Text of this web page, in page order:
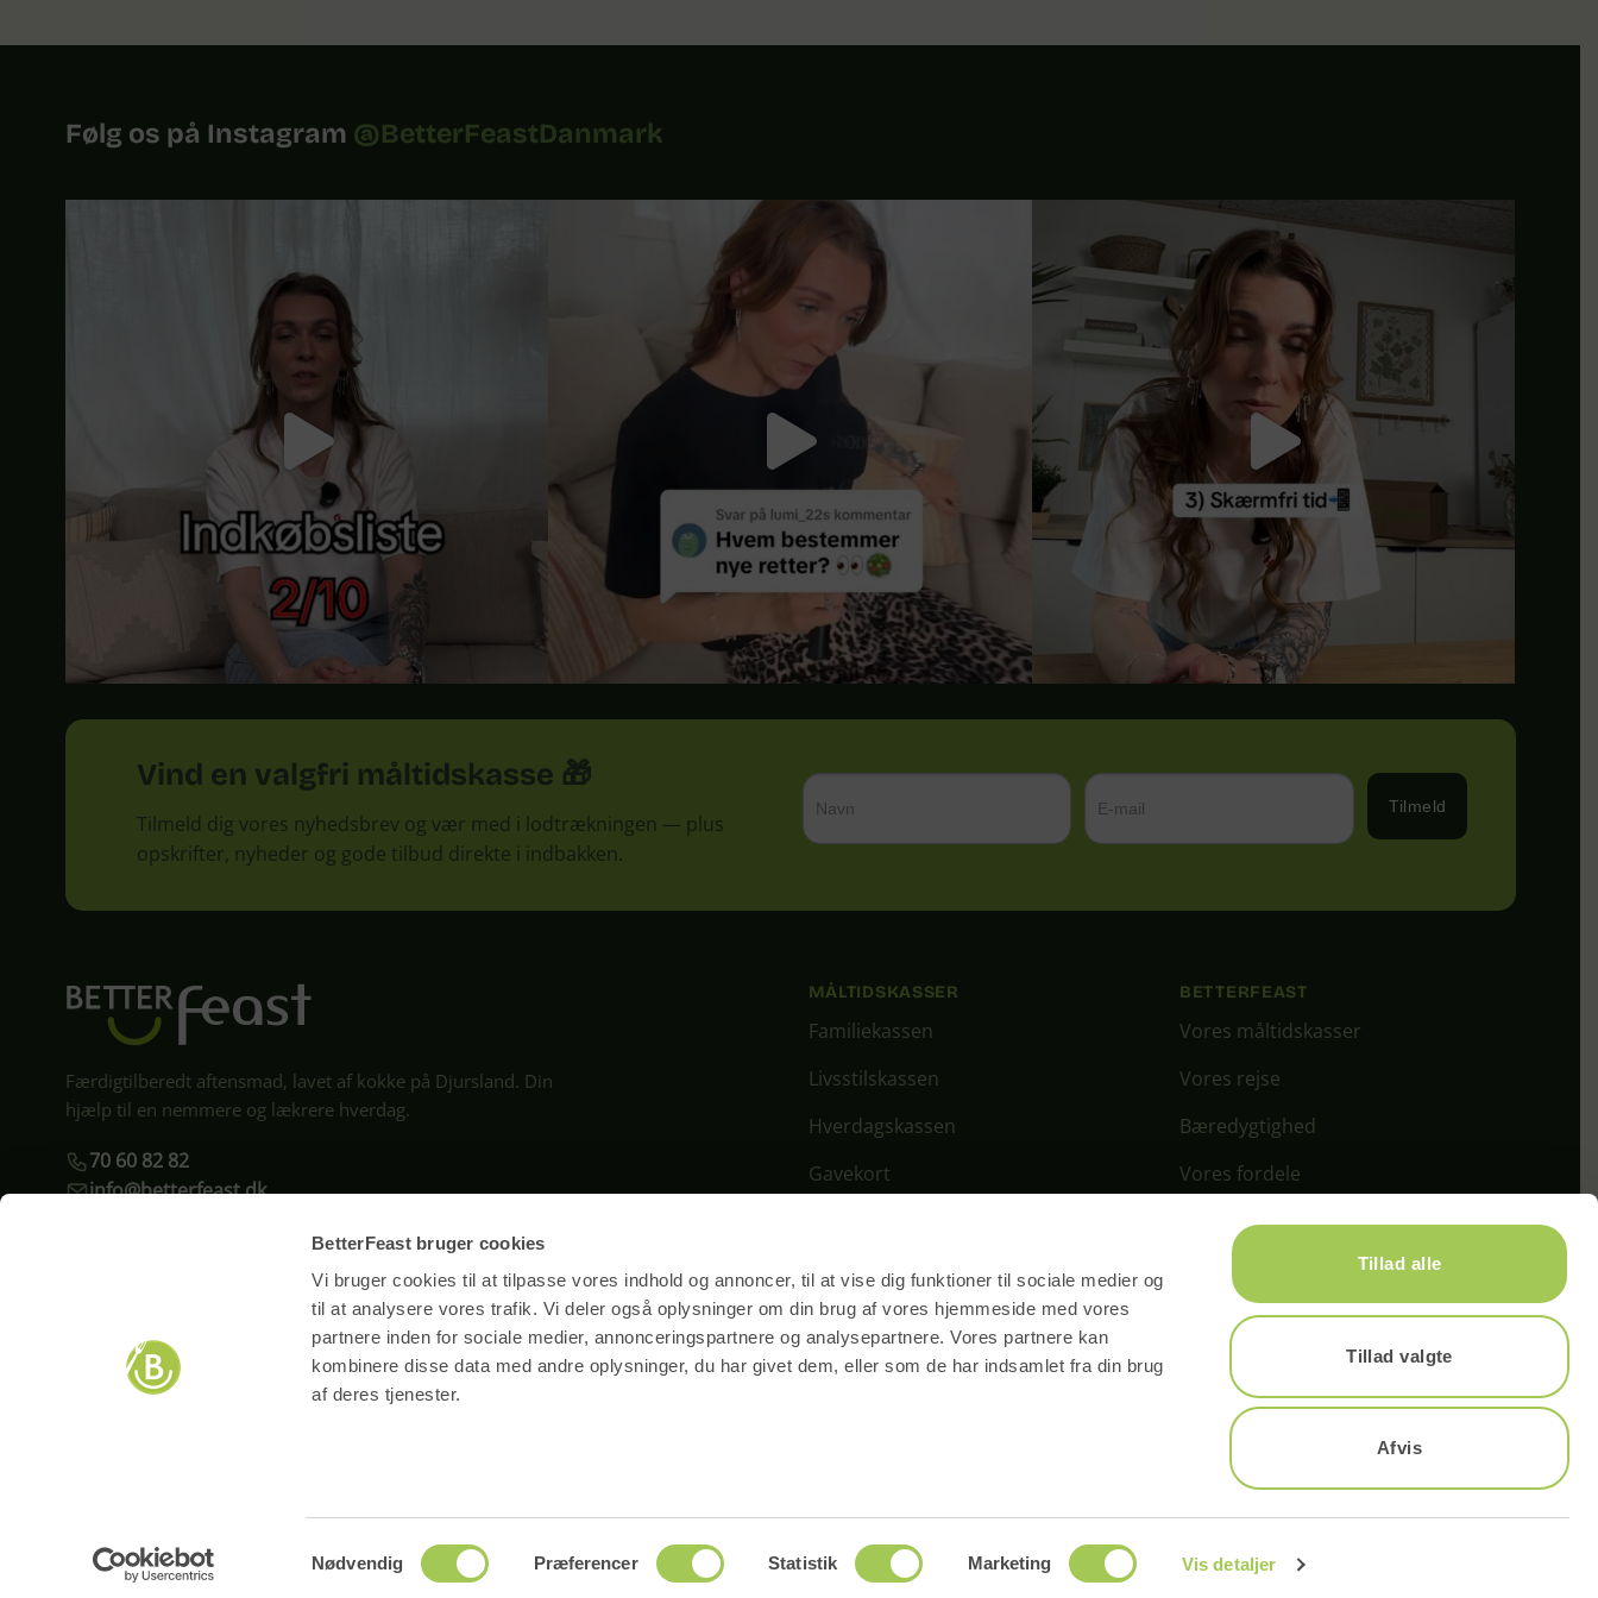
BetterFeast bruger cookies
Vi bruger cookies til at tilpasse vores indhold og annoncer, til at vise dig funktioner til sociale medier og
til at analysere vores trafik. Vi deler også oplysninger om din brug af vores hjemmeside med vores
partnere inden for sociale medier, annonceringspartnere og analysepartnere. Vores partnere kan
kombinere disse data med andre oplysninger, du har givet dem, eller som de har indsamlet fra din brug
af deres tjenester.
Samtykkevalg
Nødvendig Præferencer Statistik Marketing Vis detaljer
Tillad alle
Tillad valgte
Afvis
Følg os på Instagram @BetterFeastDanmark
Vind en valgfri måltidskasse 🎁
Tilmeld dig vores nyhedsbrev og vær med i lodtrækningen — plus
opskrifter, nyheder og gode tilbud direkte i indbakken.
Tilmeld
Færdigtilberedt aftensmad, lavet af kokke på Djursland. Din
hjælp til en nemmere og lækrere hverdag.
70 60 82 82
info@betterfeast.dk
Kundeservice er åben man–tor kl. 09–16 og fre kl. 9–13. På helligdage er der lukket.
Kontrol
rapport
MÅLTIDSKASSER
Familiekassen
Livsstilskassen
Hverdagskassen
Gavekort
BETTERFEAST
Vores måltidskasser
Vores rejse
Bæredygtighed
Vores fordele
Kontakt
Meget mindre madspild. 100%
Copyright 2026 Familien Sund ApS CVR 40165894 Handelsbetingelser